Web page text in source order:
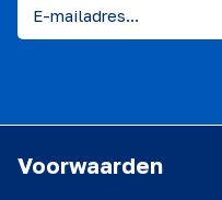
Voorwaarden